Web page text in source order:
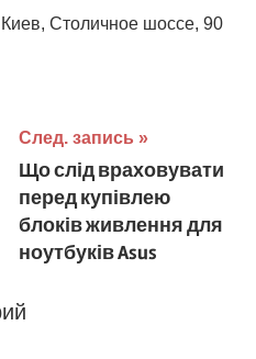
Столичное шоссе, 90
След. запись
Що слід враховувати
перед купівлею
блоків живлення для
ноутбуків Asus